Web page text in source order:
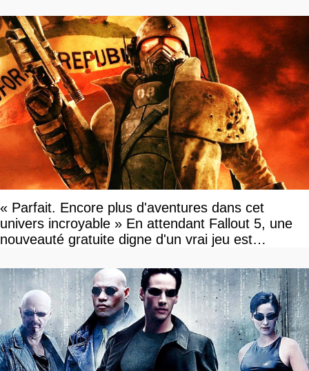
« Parfait. Encore plus d'aventures dans cet
univers incroyable » En attendant Fallout 5, une
nouveauté gratuite digne d'un vrai jeu est